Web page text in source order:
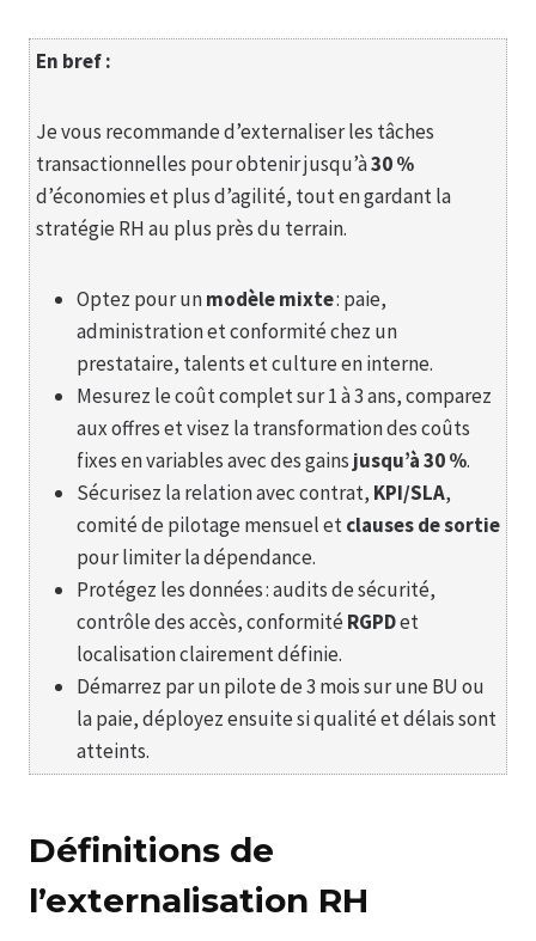
En bref :
Je vous recommande d’externaliser les tâches
transactionnelles pour obtenir jusqu’à30 %
d’économies et plus d’agilité, tout en gardant la
stratégie RH au plus près du terrain.
Optez pour unmodèle mixte: paie,
administration et conformité chez un
prestataire, talents et culture en interne.
Mesurez le coût complet sur 1 à 3 ans, comparez
aux offres et visez la transformation des coûts
fixes en variables avec des gains jusqu’à 30 %.
Sécurisez la relation avec contrat, KPI/SLA,
comité de pilotage mensuel etclauses de sortie
pour limiter la dépendance.
Protégez les données : audits de sécurité,
contrôle des accès, conformité RGPDet
localisation clairement définie.
Démarrez par un pilote de 3 mois sur une BU ou
la paie, déployez ensuite si qualité et délais sont
atteints.
Définitions de
l’externalisation RH